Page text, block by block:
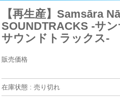
【再生産】Samsāra
SOUNDTRACKS -サ
サウンドトラックス-
販売価格
在庫状態 : 売り切れ